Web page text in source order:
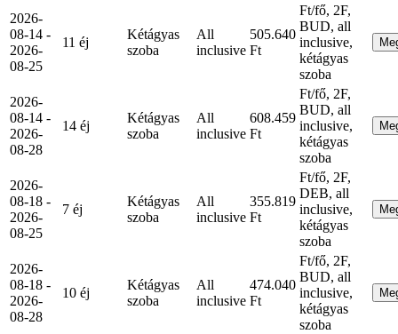
2026-
08-14 -
2026-
08-25
11 éj
Kétágyas
szoba
All
inclusive
505.640
Ft
Ft/fő, 2F,
BUD, all
inclusive,
kétágyas
szoba
2026-
08-14 -
2026-
08-28
14 éj
Kétágyas
szoba
All
inclusive
608.459
Ft
Ft/fő, 2F,
BUD, all
inclusive,
kétágyas
szoba
2026-
08-18 -
2026-
08-25
7 éj
Kétágyas
szoba
All
inclusive
355.819
Ft
Ft/fő, 2F,
DEB, all
inclusive,
kétágyas
szoba
2026-
08-18 -
2026-
08-28
10 éj
Kétágyas
szoba
All
inclusive
474.040
Ft
Ft/fő, 2F,
BUD, all
inclusive,
kétágyas
szoba